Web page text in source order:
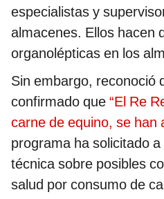
especialistas y
almacenes. Ellos hacen
organolépticas en los
Sin embargo, reconoció
confirmado que “El Re
carne de equino, se han
programa ha solicitado
técnica sobre posibles
salud por consumo de